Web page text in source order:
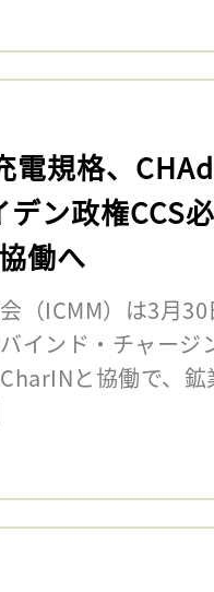
電規格、
ン政権CCS
働へ
（ICMM）は3月
インド・チャージ
と協働で、